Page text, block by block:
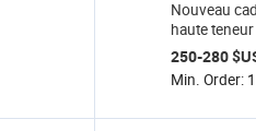
Nouveau
haute
de sécurité
cargaison
enfants
250-280
Min. Order: